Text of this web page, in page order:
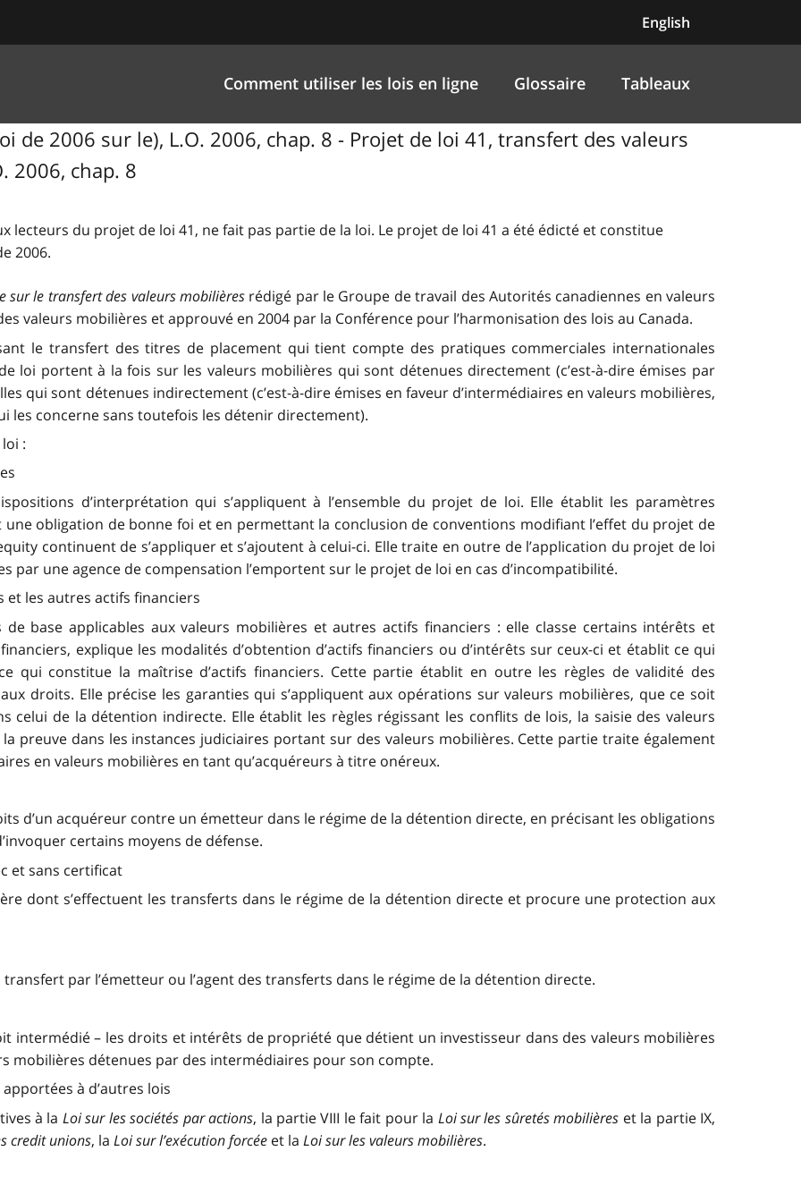
English
Comment utiliser les lois en ligne Glossaire Tableaux
de 2006 sur le), L.O. 2006, chap. 8 - Projet de loi 41, transfert des valeurs
2006, chap. 8
lecteurs du projet de loi 41, ne fait pas partie de la loi. Le projet de loi 41 a été édicté et constitue
2006.
sur le transfert des valeurs mobilièresrédigé par le Groupe de travail des Autorités canadiennes en valeurs
valeurs mobilières et approuvé en 2004 par la Conférence pour l’harmonisation des lois au Canada.
le transfert des titres de placement qui tient compte des pratiques commerciales internationales
loi portent à la fois sur les valeurs mobilières qui sont détenues directement (c’est-à-dire émises par
qui sont détenues indirectement (c’est-à-dire émises en faveur d’intermédiaires en valeurs mobilières,
les concerne sans toutefois les détenir directement).
:
d’interprétation qui s’appliquent à l’ensemble du projet de loi. Elle établit les paramètres
obligation de bonne foi et en permettant la conclusion de conventions modifiant l’effet du projet de
continuent de s’appliquer et s’ajoutent à celui-ci. Elle traite en outre de l’application du projet de loi
par une agence de compensation l’emportent sur le projet de loi en cas d’incompatibilité.
et les autres actifs financiers
base applicables aux valeurs mobilières et autres actifs financiers : elle classe certains intérêts et
explique les modalités d’obtention d’actifs financiers ou d’intérêts sur ceux-ci et établit ce qui
qui constitue la maîtrise d’actifs financiers. Cette partie établit en outre les règles de validité des
droits. Elle précise les garanties qui s’appliquent aux opérations sur valeurs mobilières, que ce soit
celui de la détention indirecte. Elle établit les règles régissant les conflits de lois, la saisie des valeurs
preuve dans les instances judiciaires portant sur des valeurs mobilières. Cette partie traite également
en valeurs mobilières en tant qu’acquéreurs à titre onéreux.
d’un acquéreur contre un émetteur dans le régime de la détention directe, en précisant les obligations
certains moyens de défense.
et sans certificat
dont s’effectuent les transferts dans le régime de la détention directe et procure une protection aux
par l’émetteur ou l’agent des transferts dans le régime de la détention directe.
intermédié – les droits et intérêts de propriété que détient un investisseur dans des valeurs mobilières
mobilières détenues par des intermédiaires pour son compte.
à d’autres lois
à la Loi sur les sociétés par actions, la partie VIII le fait pour la Loi sur les sûretés mobilières et la partie IX,
credit unions, la Loi sur l’exécution forcée et la Loi sur les valeurs mobilières.